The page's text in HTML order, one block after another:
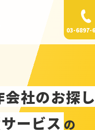
03-6897-
社のお探し
ービス の